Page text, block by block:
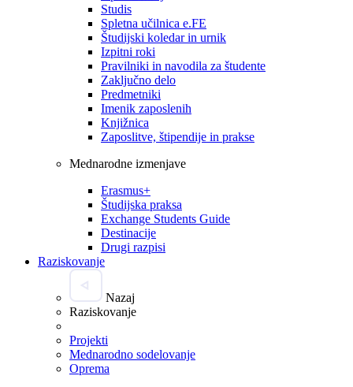
Studis
Spletna učilnica e.FE
Študijski koledar in urnik
Izpitni roki
Pravilniki in navodila za študente
Zaključno delo
Predmetniki
Imenik zaposlenih
Knjižnica
Zaposlitve, štipendije in prakse
Mednarodne izmenjave
Erasmus+
Študijska praksa
Exchange Students Guide
Destinacije
Drugi razpisi
Raziskovanje
Nazaj
Raziskovanje
Projekti
Mednarodno sodelovanje
Oprema